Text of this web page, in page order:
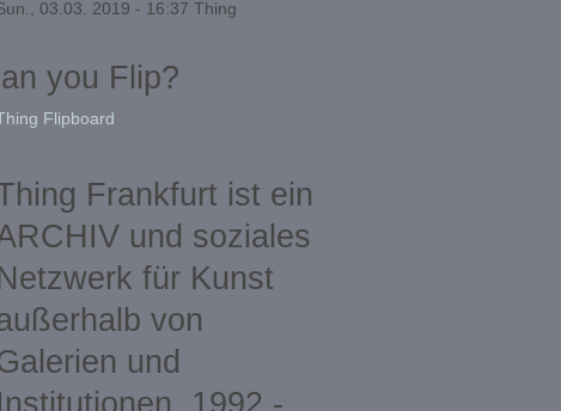
03.03. 2019 - 16:37 Thing
you Flip?
Flipboard
Frankfurt ist ein
und soziales
für Kunst
von
und
1992 -